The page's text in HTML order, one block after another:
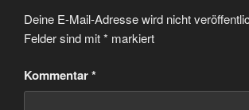
Deine E-Mail-Adresse wird nicht
Felder sind mit* markiert
Kommentar*